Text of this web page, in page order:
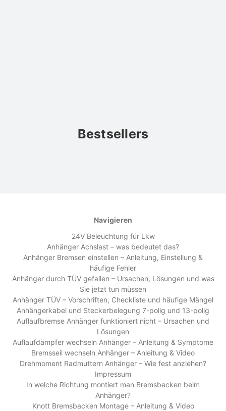
Bestsellers
Navigieren
24V Beleuchtung für Lkw
Anhänger Achslast – was bedeutet das?
Anhänger Bremsen einstellen – Anleitung, Einstellung &
häufige Fehler
Anhänger durch TÜV gefallen – Ursachen, Lösungen und was
Sie jetzt tun müssen
Anhänger TÜV – Vorschriften, Checkliste und häufige Mängel
Anhängerkabel und Steckerbelegung 7-polig und 13-polig
Auflaufbremse Anhänger funktioniert nicht – Ursachen und
Lösungen
Auflaufdämpfer wechseln Anhänger – Anleitung & Symptome
Bremsseil wechseln Anhänger – Anleitung & Video
Drehmoment Radmuttern Anhänger – Wie fest anziehen?
Impressum
In welche Richtung montiert man Bremsbacken beim
Anhänger?
Knott Bremsbacken Montage – Anleitung & Video